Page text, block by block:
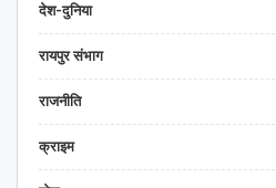
देश-दुनिया
रायपुर संभाग
राजनीति
क्राइम